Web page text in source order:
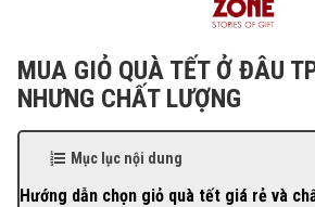
MUA GIỎ QUÀ TẾT Ở ĐÂU
NHƯNG CHẤT LƯỢNG
Mục lục nội dung
Hướng dẫn chọn giỏ quà tết giá rẻ và